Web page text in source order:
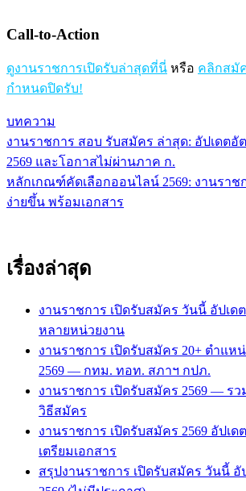
Call-to-Action
ดูงานราชการเปิดรับล่าสุดที่นี่ หรือ คลิกสมั
กำหนดปิดรับ!
บทความ
แนะแนว
เรื่อง
งานราชการ สอบ รับสมัคร ล่าสุด: อัปเดตอั
2569 และโอกาสไม่ผ่านภาค ก.
หลักเกณฑ์คัดเลือกออนไลน์ 2569: งานราช
ง่ายขึ้น พร้อมเอกสาร
เรื่องล่าสุด
งานราชการ เปิดรับสมัคร วันนี้ อัปเดต
หลายหน่วยงาน
งานราชการ เปิดรับสมัคร 20+ ตำแหน่
2569 — กทม. ทอท. สภาฯ กปภ.
งานราชการ เปิดรับสมัคร 2569 — ร
วิธีสมัคร
งานราชการ เปิดรับสมัคร 2569 อัปเ
เตรียมเอกสาร
สรุปงานราชการ เปิดรับสมัคร วันนี้ อั